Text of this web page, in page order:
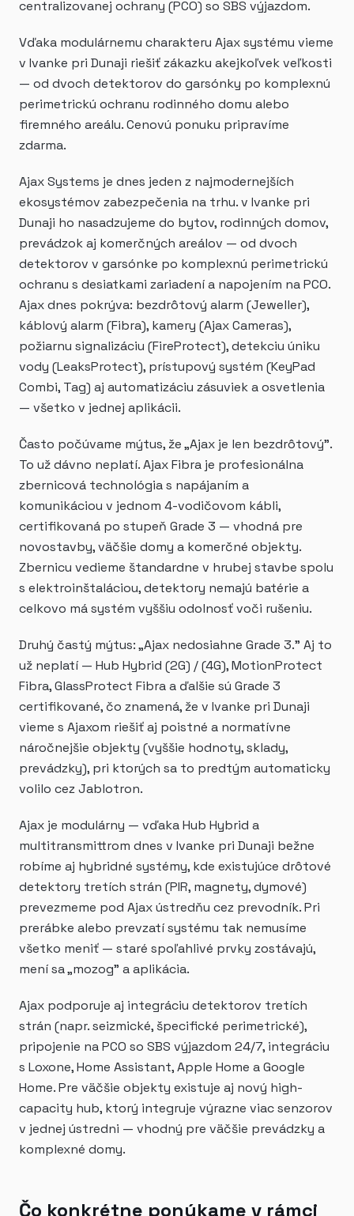
centralizovanej ochrany (PCO) so SBS výjazdom.
Vďaka modulárnemu charakteru Ajax systému vieme
v Ivanke pri Dunaji riešiť zákazku akejkoľvek veľkosti
— od dvoch detektorov do garsónky po komplexnú
perimetrickú ochranu rodinného domu alebo
firemného areálu. Cenovú ponuku pripravíme
zdarma.
Ajax Systems je dnes jeden z najmodernejších
ekosystémov zabezpečenia na trhu. v Ivanke pri
Dunaji ho nasadzujeme do bytov, rodinných domov,
prevádzok aj komerčných areálov — od dvoch
detektorov v garsónke po komplexnú perimetrickú
ochranu s desiatkami zariadení a napojením na PCO.
Ajax dnes pokrýva: bezdrôtový alarm (Jeweller),
káblový alarm (Fibra), kamery (Ajax Cameras),
požiarnu signalizáciu (FireProtect), detekciu úniku
vody (LeaksProtect), prístupový systém (KeyPad
Combi, Tag) aj automatizáciu zásuviek a osvetlenia
— všetko v jednej aplikácii.
Často počúvame mýtus, že „Ajax je len bezdrôtový".
To už dávno neplatí. Ajax Fibra je profesionálna
zbernicová technológia s napájaním a
komunikáciou v jednom 4-vodičovom kábli,
certifikovaná po stupeň Grade 3 — vhodná pre
novostavby, väčšie domy a komerčné objekty.
Zbernicu vedieme štandardne v hrubej stavbe spolu
s elektroinštaláciou, detektory nemajú batérie a
celkovo má systém vyššiu odolnosť voči rušeniu.
Druhý častý mýtus: „Ajax nedosiahne Grade 3." Aj to
už neplatí — Hub Hybrid (2G) / (4G), MotionProtect
Fibra, GlassProtect Fibra a ďalšie sú Grade 3
certifikované, čo znamená, že v Ivanke pri Dunaji
vieme s Ajaxom riešiť aj poistné a normatívne
náročnejšie objekty (vyššie hodnoty, sklady,
prevádzky), pri ktorých sa to predtým automaticky
volilo cez Jablotron.
Ajax je modulárny — vďaka Hub Hybrid a
multitransmittrom dnes v Ivanke pri Dunaji bežne
robíme aj hybridné systémy, kde existujúce drôtové
detektory tretích strán (PIR, magnety, dymové)
prevezmeme pod Ajax ústredňu cez prevodník. Pri
prerábke alebo prevzatí systému tak nemusíme
všetko meniť — staré spoľahlivé prvky zostávajú,
mení sa „mozog" a aplikácia.
Ajax podporuje aj integráciu detektorov tretích
strán (napr. seizmické, špecifické perimetrické),
pripojenie na PCO so SBS výjazdom 24/7, integráciu
s Loxone, Home Assistant, Apple Home a Google
Home. Pre väčšie objekty existuje aj nový high-
capacity hub, ktorý integruje výrazne viac senzorov
v jednej ústredni — vhodný pre väčšie prevádzky a
komplexné domy.
Čo konkrétne ponúkame v rámci